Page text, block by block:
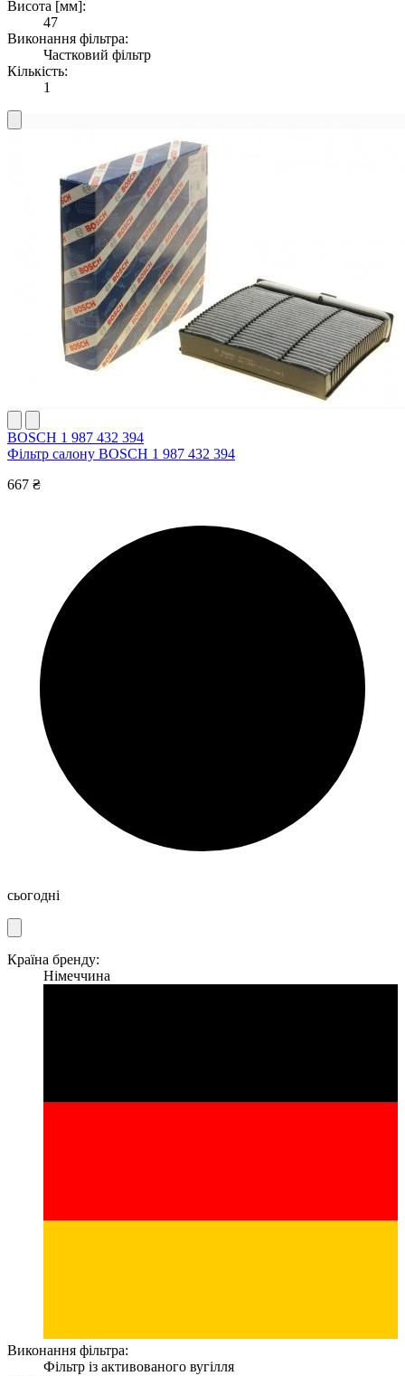
Висота [мм]:
47
Виконання фільтра:
Частковий фільтр
Кількість:
1
BOSCH 1 987 432 394
Фільтр салону BOSCH 1 987 432 394
667 ₴
сьогодні
Країна бренду:
Німеччина
Виконання фільтра:
Фільтр із активованого вугілля